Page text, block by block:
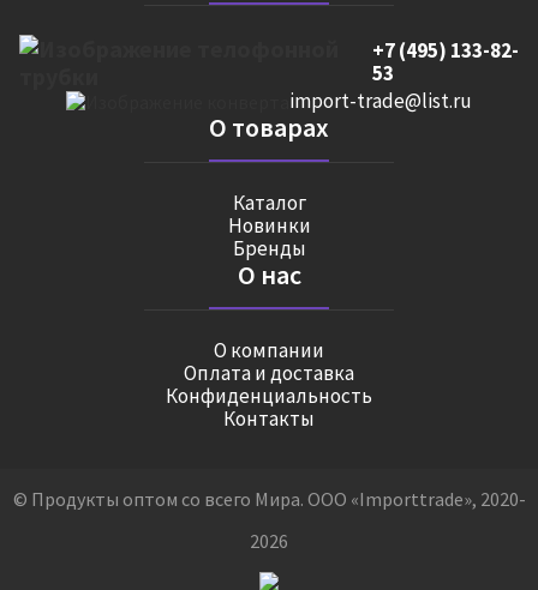
+7 (495) 133-82-
53
import-trade@list.ru
О товарах
Каталог
Новинки
Бренды
О нас
О компании
Оплата и доставка
Конфиденциальность
Контакты
© Продукты оптом со всего Мира. ООО «Importtrade», 2020-
2026